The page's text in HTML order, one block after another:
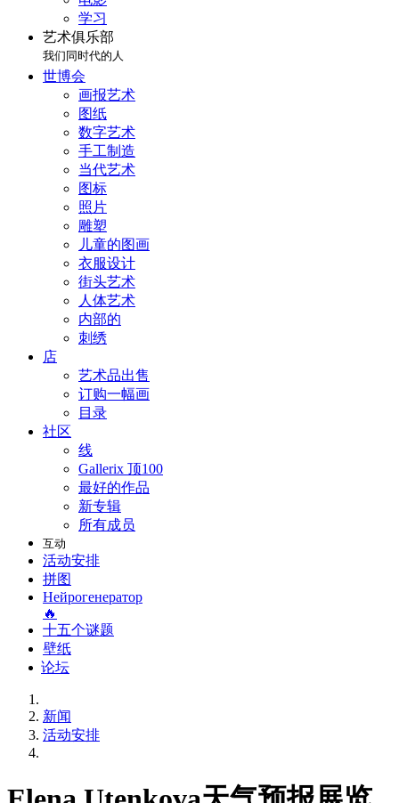
学习
艺术俱乐部
我们同时代的人
世博会
画报艺术
图纸
数字艺术
手工制造
当代艺术
图标
照片
雕塑
儿童的图画
衣服设计
街头艺术
人体艺术
内部的
刺绣
店
艺术品出售
订购一幅画
目录
社区
线
Gallerix 顶100
最好的作品
新专辑
所有成员
互动
活动安排
拼图
Нейрогенератор
🔥
十五个谜题
壁纸
论坛
新闻
活动安排